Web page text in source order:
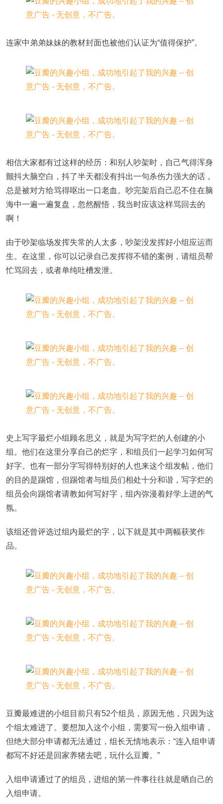
连家中弟弟妹妹的教材封面也被他们认证为“值得保护”。
相信大家都有过这样的经历：和别人吵架时，自己气得浑身
颤抖大脑空白，抖了半天都没有抖出一句杀伤力强大的话，
总是被对方给骂得呕出一口老血。吵完架后自己忍不住在脑
海中一遍一遍复盘，忽然醒悟，我当时应该这样骂回去的
啊！
由于吵架临场发挥失常的人太多，吵架没发挥好小组应运而
生。在这里，你可以记录自己发挥得不错的案例，请组员帮
忙骂回去，或者单纯吐槽发泄。
史上写字最烂小组顾名思义，就是为写字烂的人创建的小
组。他们在这里分享自己的烂字，和组员们一起学习如何写
好字。也有一部分字写得特别好的人也来这个组发帖，他们
的目的是踢馆，但踢馆者与组员们相处十分和谐，写字烂的
组员会向踢馆者请教如何写好字，组内弥漫着好学上进的气
氛。
该组还曾评选过组内最烂的字，以下就是其中两幅获奖作
品。
豆瓣最难进的小组目前只有52个组员，原因无他，只因为这
个组太难进了。要想加入这个小组，需要写一份入组申请，
但绝大部分申请都无法通过，组长无情地表示：“连入组申请
都写不好还是回家养猪去吧，玩什么豆瓣。”
入组申请通过了的组员，进组的第一件事往往就是晒自己的
入组申请。